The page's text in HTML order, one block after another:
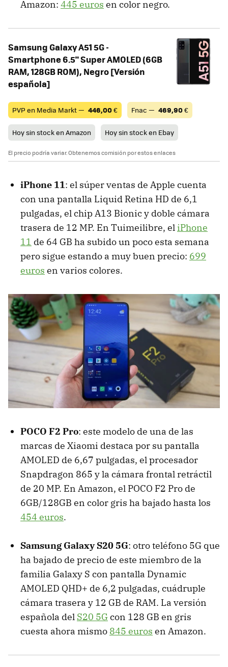
Amazon: 445 euros en color negro.
Samsung Galaxy A51 5G -
Smartphone 6.5" Super AMOLED (6GB
RAM, 128GB ROM), Negro [Versión
española]
PVP en Media Markt — 446,00€ Fnac — 469,90€
Hoy sin stock en Amazon Hoy sin stock en Ebay
El precio podría variar. Obtenemos comisión por estos enlaces
iPhone 11: el súper ventas de Apple cuenta
con una pantalla Liquid Retina HD de 6,1
pulgadas, el chip A13 Bionic y doble cámara
trasera de 12 MP. En Tuimeilibre, el iPhone
11 de 64 GB ha subido un poco esta semana
pero sigue estando a muy buen precio: 699
euros en varios colores.
POCO F2 Pro: este modelo de una de las
marcas de Xiaomi destaca por su pantalla
AMOLED de 6,67 pulgadas, el procesador
Snapdragon 865 y la cámara frontal retráctil
de 20 MP. En Amazon, el POCO F2 Pro de
6GB/128GB en color gris ha bajado hasta los
454 euros.
Samsung Galaxy S20 5G: otro teléfono 5G que
ha bajado de precio de este miembro de la
familia Galaxy S con pantalla Dynamic
AMOLED QHD+ de 6,2 pulgadas, cuádruple
cámara trasera y 12 GB de RAM. La versión
española del S20 5Gcon 128 GB en gris
cuesta ahora mismo 845 euros en Amazon.